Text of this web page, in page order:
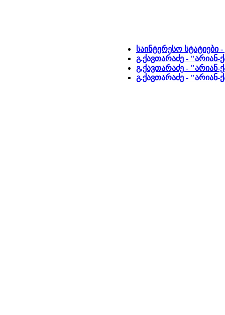
საინტერესო სტატიები
გ.ქავთარაძე - "არიან-
გ.ქავთარაძე -
გ.ქავთარაძე - "არიან-